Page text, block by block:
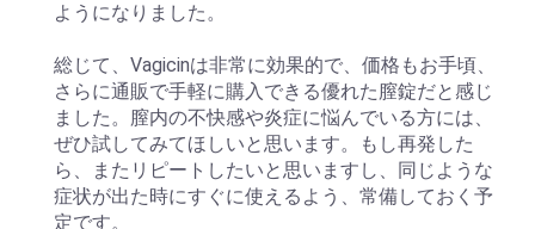
ようになりました。
総じて、Vagicinは非常に効果的で、価格もお手頃、
さらに通販で手軽に購入できる優れた膣錠だと感じ
ました。膣内の不快感や炎症に悩んでいる方には、
ぜひ試してみてほしいと思います。もし再発した
ら、またリピートしたいと思いますし、同じような
症状が出た時にすぐに使えるよう、常備しておく予
定です。